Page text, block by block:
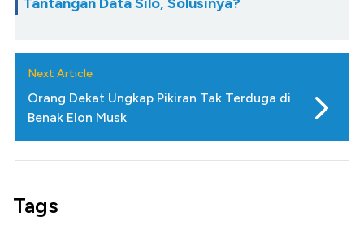
Next Article
Orang Dekat Ungkap Pikiran Tak Terduga di
Benak Elon Musk
Tags